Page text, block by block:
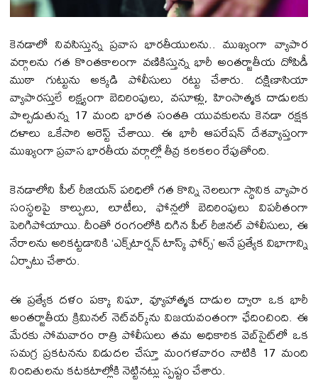
కెనడాలో నివసిస్తున్న ప్రవాస భారతీయులను.. ముఖ్యంగా వ్యాపార
వర్గాలను గత కొంతకాలంగా వణికిస్తున్న భారీ అంతర్జాతీయ దోపిడీ
ముఠా గుట్టును అక్కడి పోలీసులు రట్టు చేశారు. దక్షిణాసియా
వ్యాపారస్తులే లక్ష్యంగా బెదిరింపులు, వసూళ్లు, హింసాత్మక దాడులకు
పాల్పడుతున్న 17 మంది భారత సంతతి యువకులను కెనడా రక్షక
దళాలు ఒకేసారి అరెస్ట్ చేశాయి. ఈ భారీ ఆపరేషన్ దేశవ్యాప్తంగా
ముఖ్యంగా ప్రవాస భారతీయ వర్గాల్లో తీవ్ర కలకలం రేపుతోంది.
కెనడాలోని పీల్ రీజియన్ పరిధిలో గత కొన్ని నెలలుగా స్థానిక వ్యాపార
సంస్థలపై కాల్పులు, లూటీలు, ఫోన్లలో బెదిరింపులు విపరీతంగా
పెరిగిపోయాయి. దీంతో రంగంలోకి దిగిన పీల్ రీజినల్ పోలీసులు, ఈ
నేరాలను అరికట్టడానికి ‘ఎక్స్‌టార్షన్ టాస్క్ ఫోర్స్’ అనే ప్రత్యేక విభాగాన్ని
ఏర్పాటు చేశారు.
ఈ ప్రత్యేక దళం పక్కా నిఘా, వ్యూహాత్మక దాడుల ద్వారా ఒక భారీ
అంతర్జాతీయ క్రిమినల్ నెట్‌వర్క్‌ను విజయవంతంగా ఛేదించింది. ఈ
మేరకు సోమవారం రాత్రి పోలీసులు తమ అధికారిక వెబ్‌సైట్‌లో ఒక
సమగ్ర ప్రకటనను విడుదల చేస్తూ మంగళవారం నాటికి 17 మంది
నిందితులను కటకటాల్లోకి నెట్టినట్లు స్పష్టం చేశారు.